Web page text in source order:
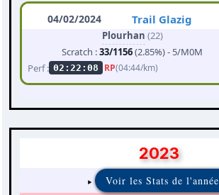
04/02/2024 Trail Glazig
Plourhan (22)
Scratch :33/1156(2.85%) - 5/M0M
Perf : 02:22:08 RP(04:44/km)
2023
Voir les Stats de l'année